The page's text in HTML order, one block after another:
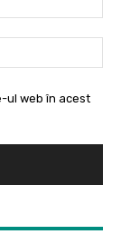
ul web în acest